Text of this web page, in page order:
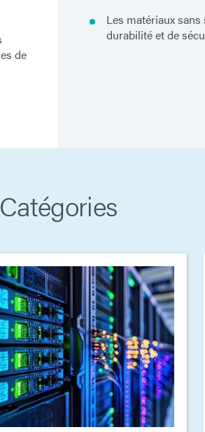
de
Les matériaux
durabilité et de
Catégories